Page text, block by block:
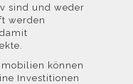
sind und weder
werden
können
Investitionen